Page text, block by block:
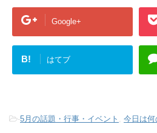
Google+
B! はてブ
-5月の話題・行事・イベント 今日は何